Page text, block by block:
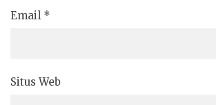
Email *
Situs Web